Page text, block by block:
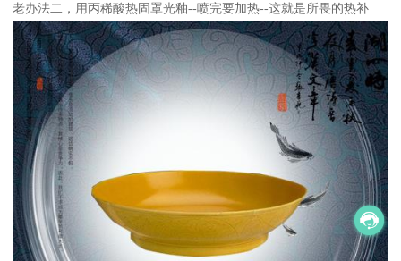
老办法二，用丙稀酸热固罩光釉--喷完要加热--这就是所畏的热补